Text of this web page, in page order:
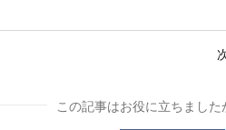
この記事はお役に立ちました